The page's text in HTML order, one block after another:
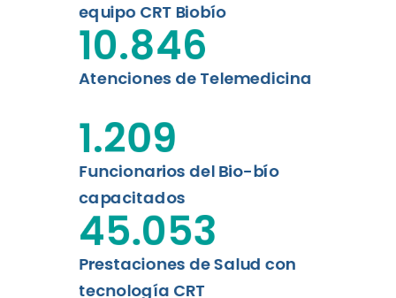
equipo CRT Biobío
Atenciones de Telemedicina
10.846
Funcionarios del Bio-bío
capacitados
1.209
Prestaciones de Salud con
tecnología CRT
45.053